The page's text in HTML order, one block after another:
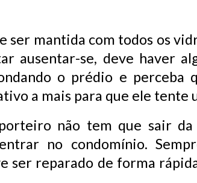
ser mantida com todos os
ausentar-se, deve haver
o prédio e perceba
a mais para que ele tente
não tem que sair
no condomínio.
ser reparado de forma